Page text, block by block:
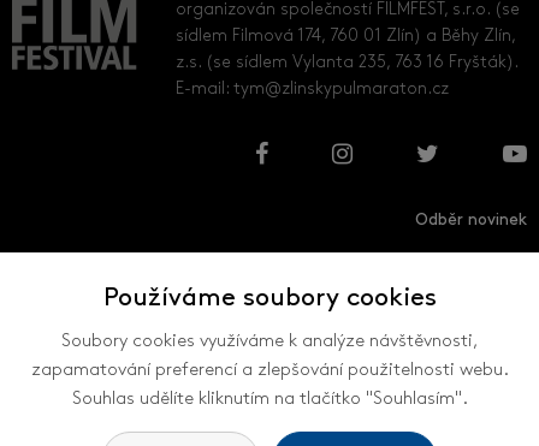
organizován společností FILMFEST, s.r.o. (se
sídlem Filmová 174, 760 01 Zlín) a Běhy Zlín,
z.s. (se sídlem Vylanta 235, 763 16 Fryšták).
E-mail:tym@zlinskypulmaraton.cz
Odběr novinek
Používáme soubory cookies
Soubory cookies využíváme k analýze návštěvnosti,
zapamatování preferencí a zlepšování použitelnosti webu.
Souhlas udělíte kliknutím na tlačítko "Souhlasím".